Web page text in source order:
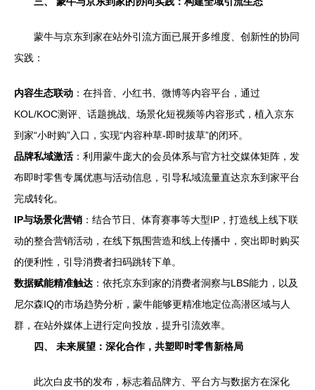
蒙牛与京东到家在站外引流方面已展开多维度、创新性的协同
实践：
内容生态联动 ：在抖音、小红书、微博等内容平台，通过
KOL/KOC测评、话题挑战、场景化短视频等内容形式，植入京东
到家“小时购”入口，实现“内容种草-即时拔草”的闭环。
品牌私域激活 ：利用蒙牛庞大的会员体系与官方社交媒体矩阵，发
布即时零售专属优惠与活动信息，引导私域流量直达京东到家平台
完成转化。
IP与场景化营销 ：结合节日、体育赛事等大型IP，打造线上线下联
动的整合营销活动，在线下氛围营造和线上传播中，突出即时购买
的便利性，引导消费者扫码跳转下单。
数据赋能精准触达 ：依托京东到家的消费者洞察与LBS能力，以及
尼尔森IQ的市场趋势分析，蒙牛能够更精准地定位高潜区域与人
群，在站外媒体上进行定向投放，提升引流效率。
四、 未来展望：深化合作，共塑即时零售新格局
此次白皮书的发布，标志着品牌方、平台方与数据方在深化